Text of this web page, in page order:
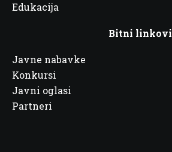
Edukacija
Bitni linkovi
Javne nabavke
Konkursi
Javni oglasi
Partneri